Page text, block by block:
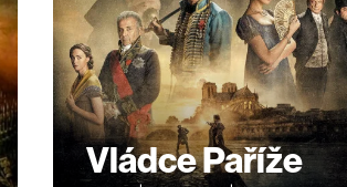
Vládce Paříže